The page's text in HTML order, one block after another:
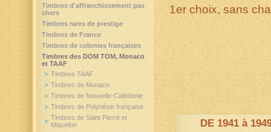
1er choix, sans
DE 1941 à
Timbres d'affranchissement pas
chers
Timbres rares de prestige
Timbres de France
Timbres de colonies françaises
Timbres des DOM TOM, Monaco
et TAAF
Timbres TAAF
Timbres de Monaco
Timbres de Nouvelle-Calédonie
Timbres de Polynésie française
Timbres de Saint Pierre et
Miquelon